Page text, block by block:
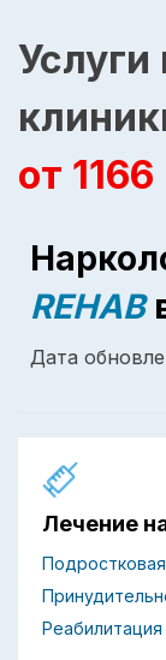
Услуги
от
Лечение
REHAB
Дата